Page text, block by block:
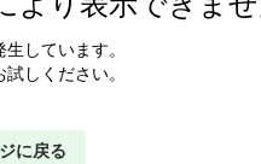
しています。
しください。
に戻る